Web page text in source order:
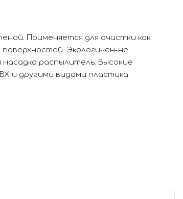
Применяется для очистки как
Экологичен-не
распылитель. Высокие
и другими видами пластика.